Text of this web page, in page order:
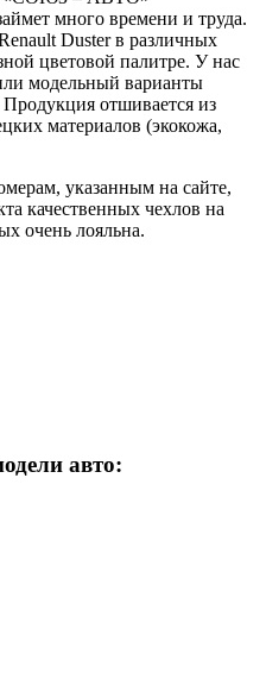
много времени и труда.
Duster в различных
цветовой палитре. У нас
модельный варианты
отшивается из
материалов (экокожа,
указанным на сайте,
качественных чехлов на
очень лояльна.
авто: